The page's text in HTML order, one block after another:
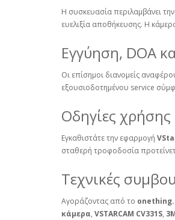
Η συσκευασία περιλαμβάνει
ευελιξία αποθήκευσης. Η
Εγγύηση, DOA
Οι επίσημοι διανομείς
εξουσιοδοτημένου service
Οδηγίες χρήσης
Εγκαθιστάτε την εφαρμογή
σταθερή τροφοδοσία
Τεχνικές
Αγοράζοντας από το
κάμερα, VSTARCAM CV331S,